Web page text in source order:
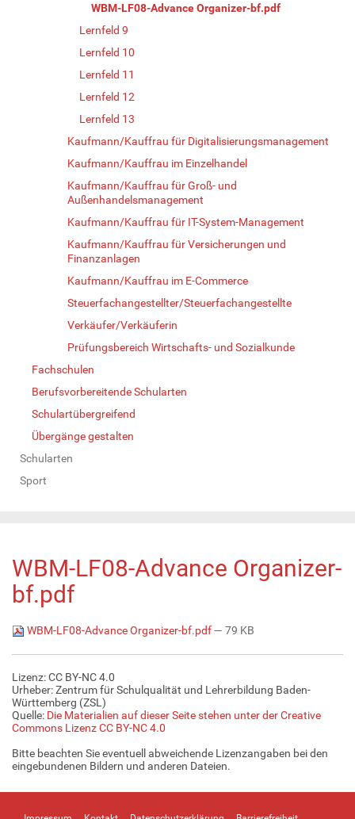
WBM-LF08-Advance Organizer-bf.pdf
Lernfeld 9
Lernfeld 10
Lernfeld 11
Lernfeld 12
Lernfeld 13
Kaufmann/Kauffrau für Digitalisierungsmanagement
Kaufmann/Kauffrau im Einzelhandel
Kaufmann/Kauffrau für Groß- und
Außenhandelsmanagement
Kaufmann/Kauffrau für IT-System-Management
Kaufmann/Kauffrau für Versicherungen und
Finanzanlagen
Kaufmann/Kauffrau im E-Commerce
Steuerfachangestellter/Steuerfachangestellte
Verkäufer/Verkäuferin
Prüfungsbereich Wirtschafts- und Sozialkunde
Fachschulen
Berufsvorbereitende Schularten
Schulartübergreifend
Übergänge gestalten
Schularten
Sport
WBM-LF08-Advance Organizer-
bf.pdf
WBM-LF08-Advance Organizer-bf.pdf— 79 KB
Lizenz: CC BY-NC 4.0
Urheber: Zentrum für Schulqualität und Lehrerbildung Baden-
Württemberg (ZSL)
Quelle: Die Materialien auf dieser Seite stehen unter der Creative
Commons Lizenz CC BY-NC 4.0
Bitte beachten Sie eventuell abweichende Lizenzangaben bei den
eingebundenen Bildern und anderen Dateien.